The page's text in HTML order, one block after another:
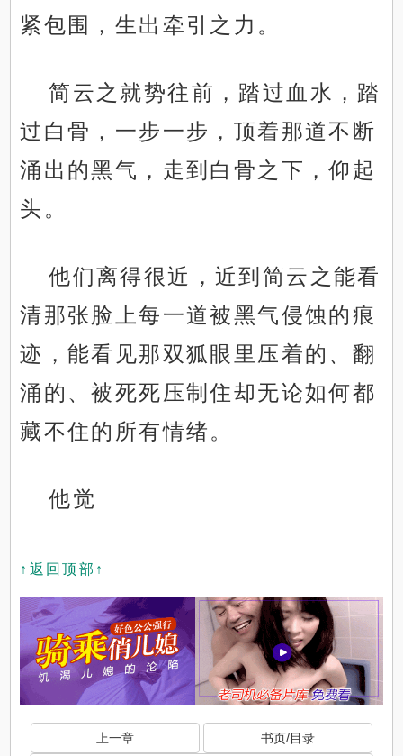
紧包围，生出牵引之力。
简云之就势往前，踏过血水，踏
过白骨，一步一步，顶着那道不断
涌出的黑气，走到白骨之下，仰起
头。
他们离得很近，近到简云之能看
清那张脸上每一道被黑气侵蚀的痕
迹，能看见那双狐眼里压着的、翻
涌的、被死死压制住却无论如何都
藏不住的所有情绪。
他觉
↑返回顶部↑
上一章 书页/目录